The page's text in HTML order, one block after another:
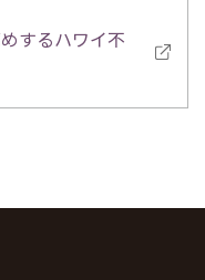
するハワイ不